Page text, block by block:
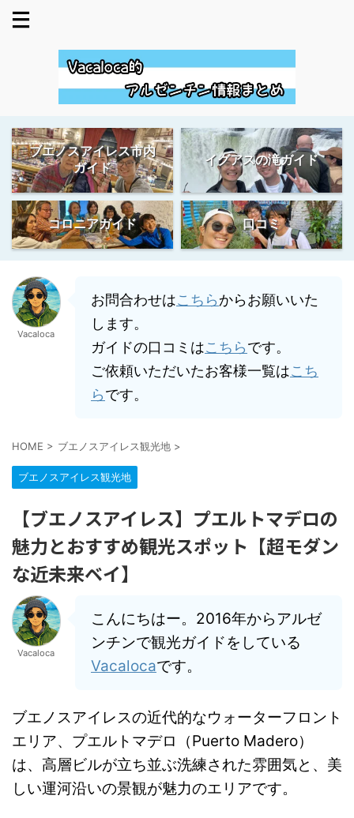
ブエノスアイレス市内
ガイド
イグアスの滝ガイド
コロニアガイド 口コミ
Vacaloca
お問合わせはこちらからお願いいた
します。
ガイドの口コミはこちらです。
ご依頼いただいたお客様一覧はこち
らです。
HOME > ブエノスアイレス観光地 >
ブエノスアイレス観光地
【ブエノスアイレス】プエルトマデロの
魅力とおすすめ観光スポット【超モダン
な近未来ベイ】
Vacaloca
こんにちはー。2016年からアルゼ
ンチンで観光ガイドをしている
Vacalocaです。
ブエノスアイレスの近代的なウォーターフロント
エリア、プエルトマデロ（Puerto Madero）
は、高層ビルが立ち並ぶ洗練された雰囲気と、美
しい運河沿いの景観が魅力のエリアです。